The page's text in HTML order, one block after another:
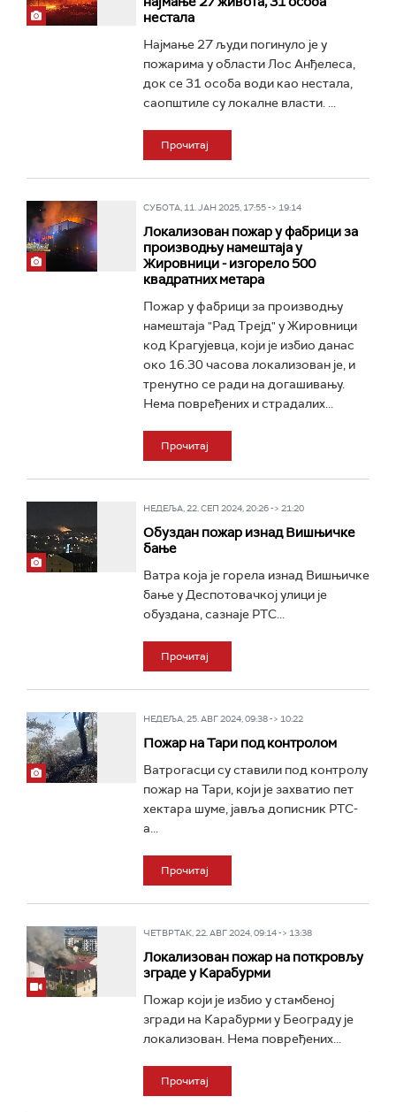
нестала
Најмање 27 људи погинуло је у
пожарима у области Лос Анђелеса,
док се 31 особа води као нестала,
саопштиле су локалне власти. ...
Прочитај
СУБОТА, 11. ЈАН 2025, 17:55 -> 19:14
Локализован пожар у фабрици за
производњу намештаја у
Жировници - изгорело 500
квадратних метара
Пожар у фабрици за производњу
намештаја "Рад Трејд" у Жировници
код Крагујевца, који је избио данас
око 16.30 часова локализован је, и
тренутно се ради на догашивању.
Нема повређених и страдалих...
Прочитај
НЕДЕЉА, 22. СЕП 2024, 20:26 -> 21:20
Обуздан пожар изнад Вишњичке
бање
Ватра која је горела изнад Вишњичке
бање у Деспотовачкој улици је
обуздана, сазнаје РТС...
Прочитај
НЕДЕЉА, 25. АВГ 2024, 09:38 -> 10:22
Пожар на Тари под контролом
Ватрогасци су ставили под контролу
пожар на Тари, који је захватио пет
хектара шуме, јавља дописник РТС-
а...
Прочитај
ЧЕТВРТАК, 22. АВГ 2024, 09:14 -> 13:38
Локализован пожар на поткровљу
зграде у Карабурми
Пожар који је избио у стамбеној
згради на Карабурми у Београду је
локализован. Нема повређених...
Прочитај